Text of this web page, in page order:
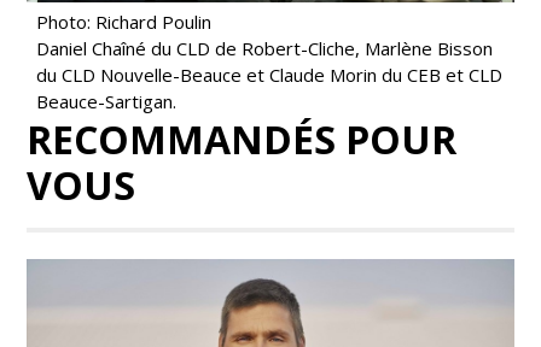
Photo: Richard Poulin
Daniel Chaîné du CLD de Robert-Cliche, Marlène Bisson
du CLD Nouvelle-Beauce et Claude Morin du CEB et CLD
Beauce-Sartigan.
RECOMMANDÉS POUR
VOUS